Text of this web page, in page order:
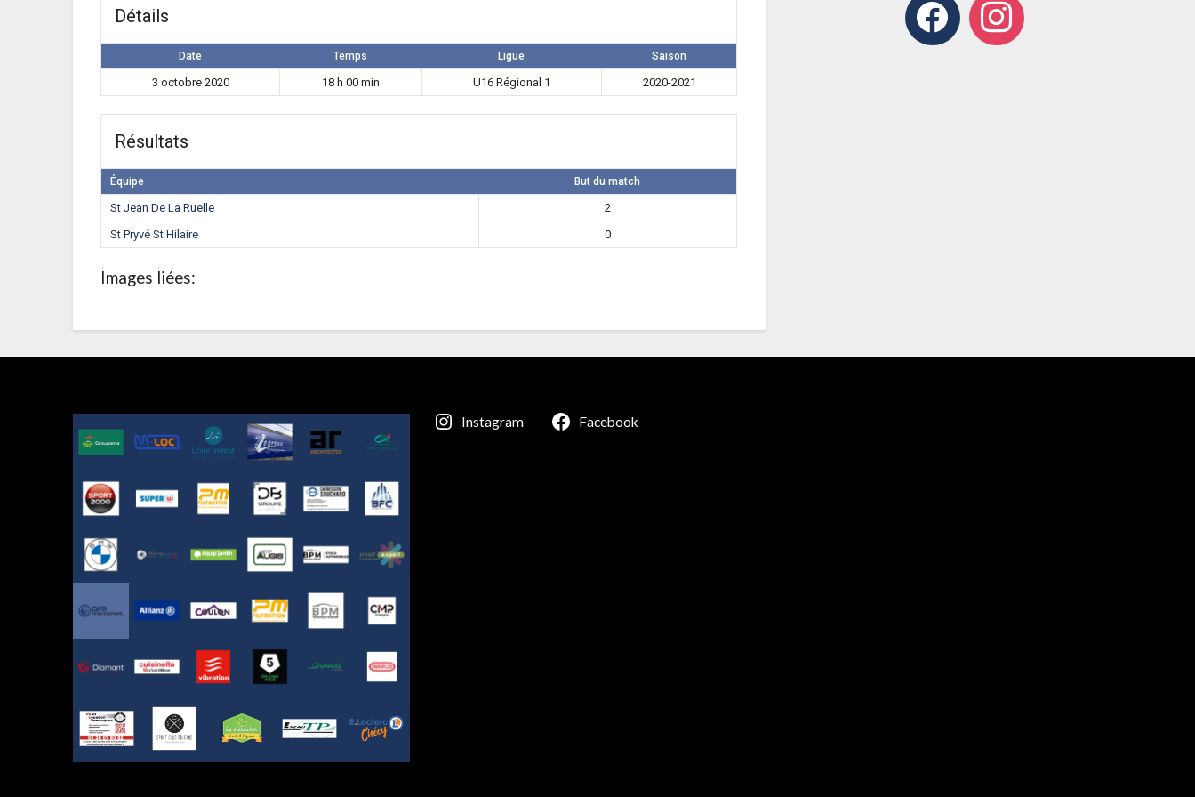
Détails
Date Temps Ligue Saison
3 octobre 2020 18 h 00 min U16 Régional 1 2020-2021
Résultats
Équipe But du match
St Jean De La Ruelle
2
St Pryvé St Hilaire
0
Images liées:
Instagram Facebook